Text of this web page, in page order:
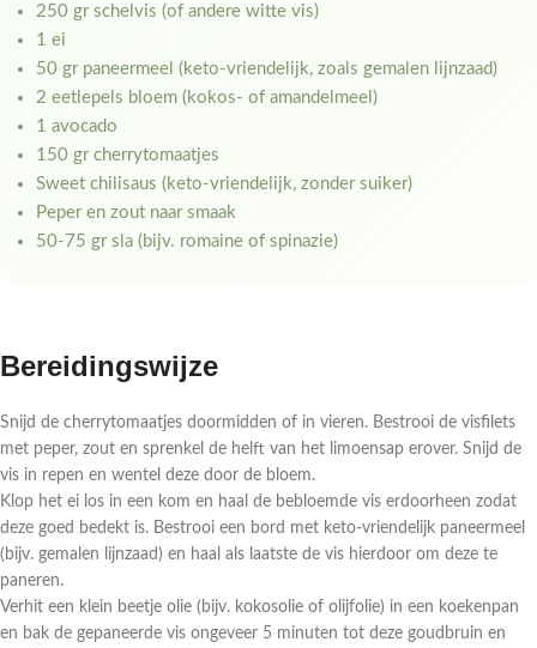
250 gr schelvis (of andere witte vis)
1 ei
50 gr paneermeel (keto-vriendelijk, zoals gemalen lijnzaad)
2 eetlepels bloem (kokos- of amandelmeel)
1 avocado
150 gr cherrytomaatjes
Sweet chilisaus (keto-vriendelijk, zonder suiker)
Peper en zout naar smaak
50-75 gr sla (bijv. romaine of spinazie)
Bereidingswijze
Snijd de cherrytomaatjes doormidden of in vieren. Bestrooi de visfilets
met peper, zout en sprenkel de helft van het limoensap erover. Snijd de
vis in repen en wentel deze door de bloem.
Klop het ei los in een kom en haal de bebloemde vis erdoorheen zodat
deze goed bedekt is. Bestrooi een bord met keto-vriendelijk paneermeel
(bijv. gemalen lijnzaad) en haal als laatste de vis hierdoor om deze te
paneren.
Verhit een klein beetje olie (bijv. kokosolie of olijfolie) in een koekenpan
en bak de gepaneerde vis ongeveer 5 minuten tot deze goudbruin en